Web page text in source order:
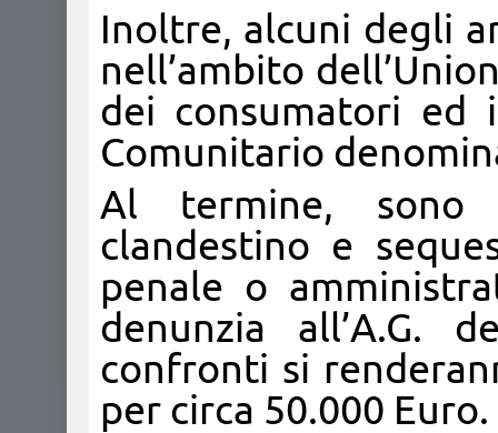
Inoltre, alcuni degli
nell’ambito
dei consumatori ed
Comunitario
Al termine, sono
clandestino e
penale o
denunzia all’A.G.
confronti si
per circa 50.000 Euro.